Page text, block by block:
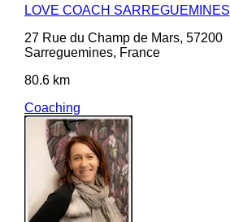
LOVE COACH SARREGUEMINES
27 Rue du Champ de Mars, 57200
Sarreguemines, France
80.6 km
Coaching